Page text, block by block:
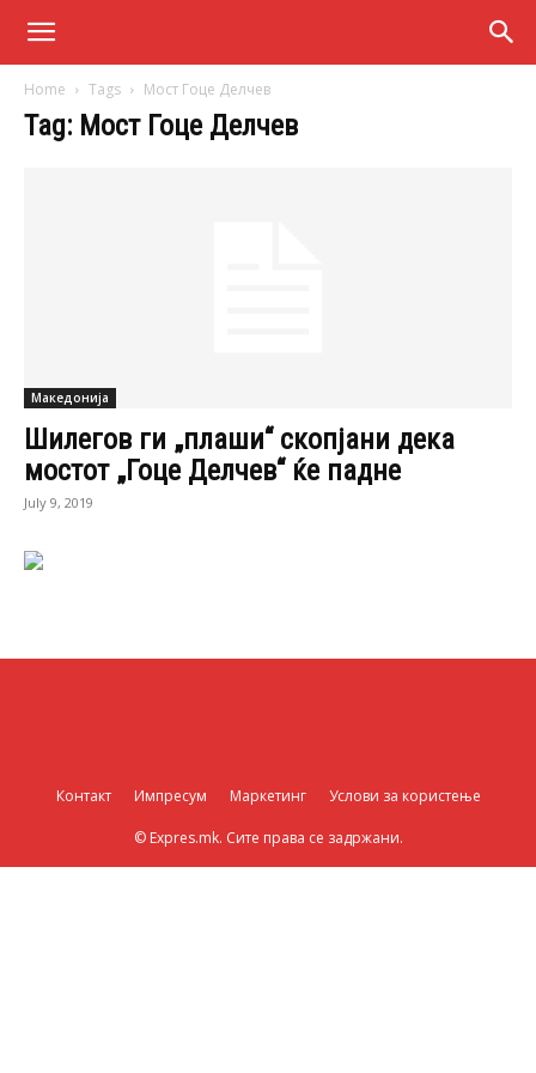
Home Tags Мост Гоце Делчев
Tag: Мост Гоце Делчев
Македонија
Шилегов ги „плаши“ скопјани дека
мостот „Гоце Делчев“ ќе падне
July 9, 2019
Контакт Импресум Маркетинг Услови за користење
© Expres.mk. Сите права се задржани.